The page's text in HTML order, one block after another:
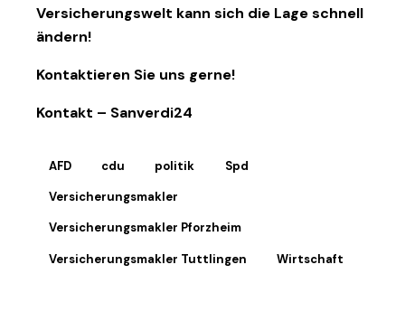
Versicherungswelt kann sich die Lage schnell
ändern!
Kontaktieren Sie uns gerne!
Kontakt – Sanverdi24
AFD cdu politik Spd
Versicherungsmakler
Versicherungsmakler Pforzheim
Versicherungsmakler Tuttlingen Wirtschaft